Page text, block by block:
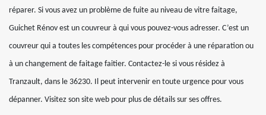
réparer. Si vous avez un problème de fuite au niveau de vitre faitage,
Guichet Rénov est un couvreur à qui vous pouvez-vous adresser. C’est un
couvreur qui a toutes les compétences pour procéder à une réparation ou
à un changement de faitage faitier. Contactez-le si vous résidez à
Tranzault, dans le 36230. Il peut intervenir en toute urgence pour vous
dépanner. Visitez son site web pour plus de détails sur ses offres.